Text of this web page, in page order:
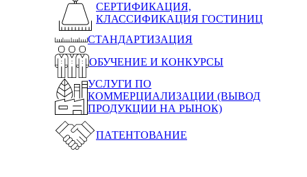
СЕРТИФИКАЦИЯ,
КЛАССИФИКАЦИЯ ГОСТИНИЦ
СТАНДАРТИЗАЦИЯ
ОБУЧЕНИЕ И КОНКУРСЫ
УСЛУГИ ПО
КОММЕРЦИАЛИЗАЦИИ (ВЫВОД
ПРОДУКЦИИ НА РЫНОК)
ПАТЕНТОВАНИЕ